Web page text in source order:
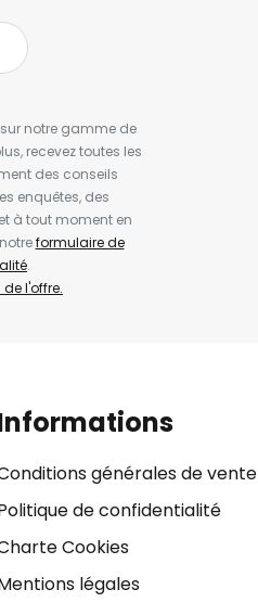
notre gamme de
recevez toutes les
des conseils
enquêtes, des
à tout moment en
formulaire de
.
l'offre.
générales de vente
de confidentialité
Cookies
légales